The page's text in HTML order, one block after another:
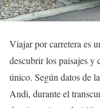
Viajar por carretera es
descubrir los paisajes y
único. Según datos de
Andi, durante el